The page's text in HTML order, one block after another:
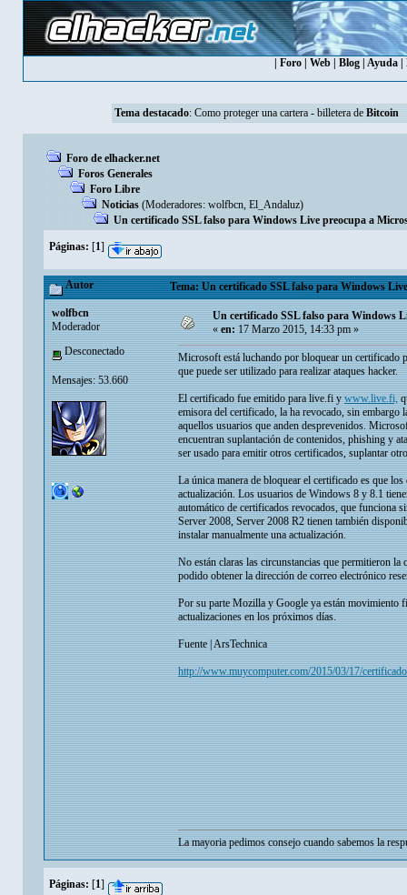
Foro| Web| Blog| Ayuda|
Tema destacado: Como proteger una cartera - billetera de Bitcoin
Foro de elhacker.net
Foros Generales
Foro Libre
Noticias (Moderadores: wolfbcn, El_Andaluz)
Un certificado SSL falso para Windows Live preocupa a
Páginas: [1]
Autor Tema: Un certificado SSL falso para Windows
wolfbcn
Moderador
Desconectado
Mensajes: 53.660
Un certificado SSL falso para Windows
«en:17 Marzo 2015, 14:33 pm »
Microsoft está luchando por bloquear un certificado
que puede ser utilizado para realizar ataques hacker.
El certificado fue emitido para live.fi ywww.live.fi,
emisora del certificado, la ha revocado, sin embargo
aquellos usuarios que anden desprevenidos.
encuentran suplantación de contenidos, phishing y
ser usado para emitir otros certificados, suplantar
La única manera de bloquear el certificado es que
actualización. Los usuarios de Windows 8 y 8.1
automático de certificados revocados, que funciona
Server 2008, Server 2008 R2 tienen también
instalar manualmente una actualización.
No están claras las circunstancias que permitieron
podido obtener la dirección de correo electrónico
Por su parte Mozilla y Google ya están movimiento
actualizaciones en los próximos días.
Fuente | ArsTechnica
http://www.muycomputer.com/2015/03/17/
La mayoria pedimos consejo cuando sabemos la
Páginas: [1]